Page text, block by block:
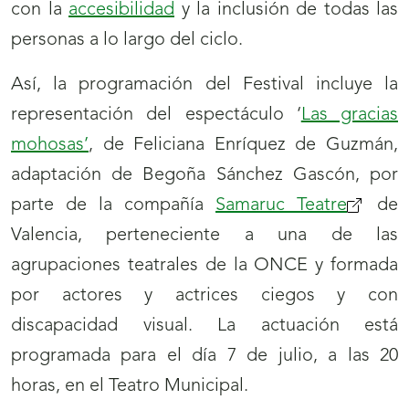
con la accesibilidad y la inclusión de todas las
personas a lo largo del ciclo.
Así, la programación del Festival incluye la
representación del espectáculo ‘Las gracias
mohosas’, de Feliciana Enríquez de Guzmán,
adaptación de Begoña Sánchez Gascón, por
parte de la compañía Samaruc Teatre
de
Valencia, perteneciente a una de las
agrupaciones teatrales de la ONCE y formada
por actores y actrices ciegos y con
discapacidad visual. La actuación está
programada para el día 7 de julio, a las 20
horas, en el Teatro Municipal.